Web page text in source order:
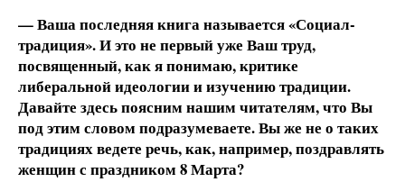
— Ваша последняя книга называется «Социал-
традиция». И это не первый уже Ваш труд,
посвященный, как я понимаю, критике
либеральной идеологии и изучению традиции.
Давайте здесь поясним нашим читателям, что Вы
под этим словом подразумеваете. Вы же не о таких
традициях ведете речь, как, например, поздравлять
женщин с праздником 8 Марта?